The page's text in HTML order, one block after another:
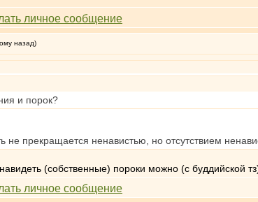
назад)
и порок?
не прекращается ненавистью, но отсутствием
(собственные) пороки можно (с буддийской